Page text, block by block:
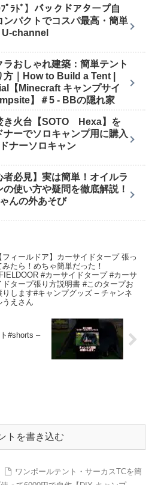
ﾌﾟﾗﾄﾞ】バックドアタープ自
ンパクトでコスパ最高・簡単
U-channel
ラおしゃれ建築：簡単テント
方｜How to Build a Tent |
【Minecraft キャンプサイ
】＃5 - BBの隠れ家
き火台【SOTO Hexa】を
ナーでソロキャンプ用に購入
ナーソロキャン
者必見】実は簡単！オイルラ
の使い方や疑問を徹底解説！
んの外あそび
フィールドア】カーサイドタープ 張っ
みたら！めちゃ簡単だった！
#カーサイドタープ #カーサ
ドタープ張り方説明書 #このタープお
りします#キャンプグッズ – チャンネ
うえさん
#shorts –
トを書き込む
ワンポールテント・サーカスTCを簡